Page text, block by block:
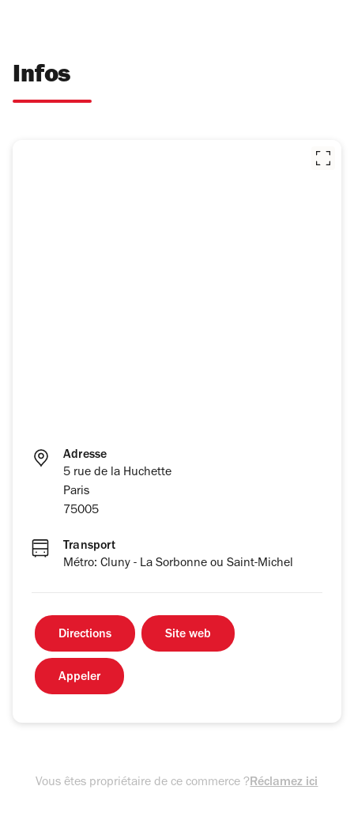
Infos
Adresse
5 rue de la Huchette
Paris
75005
Transport
Métro: Cluny - La Sorbonne ou Saint-Michel
Directions Site web
Appeler
Vous êtes propriétaire de ce commerce ?Réclamez ici